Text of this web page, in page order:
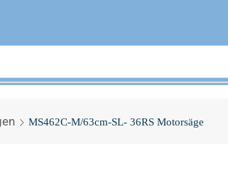
MS462C-M/63cm-SL- 36RS Motorsäge